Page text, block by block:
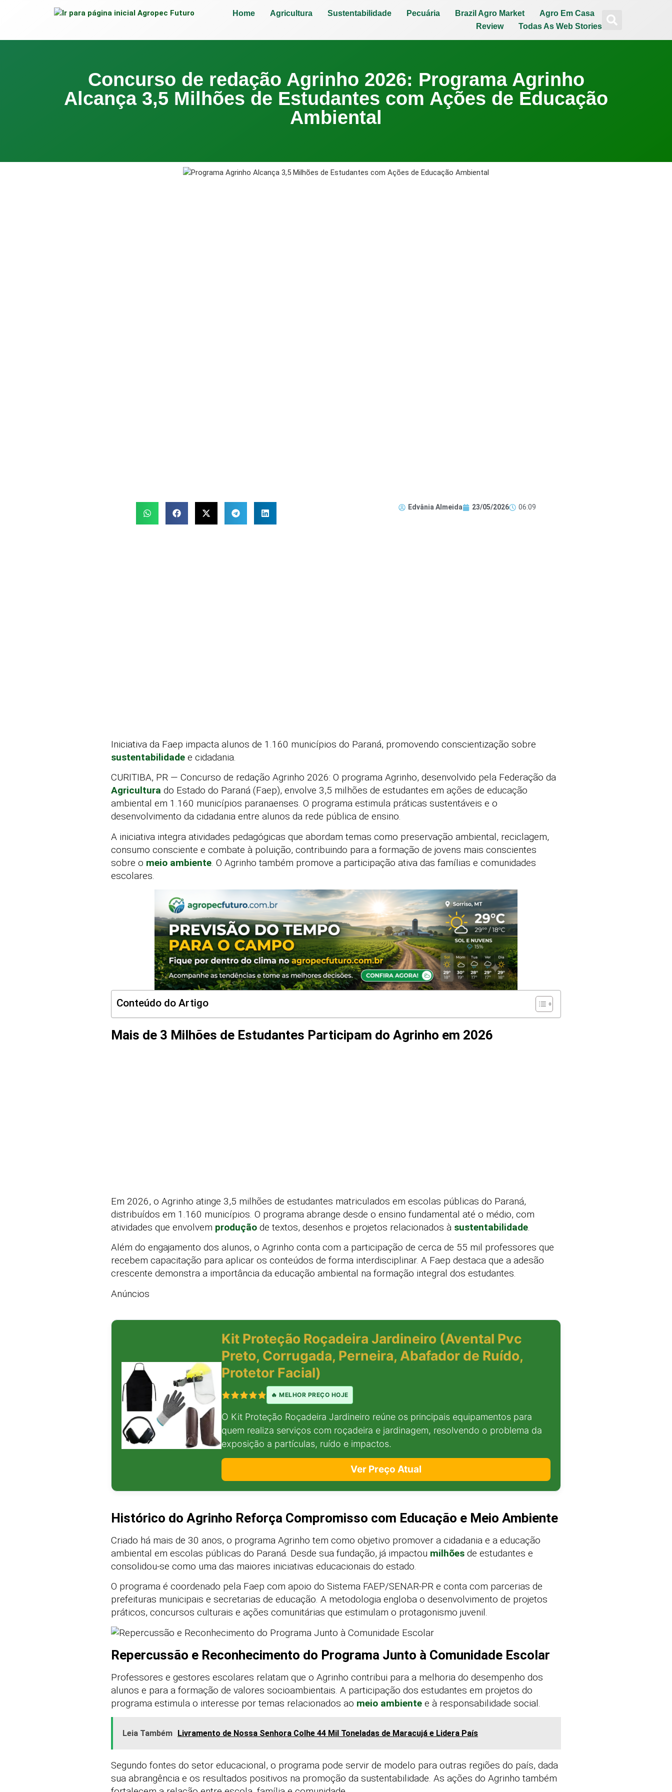
Home Agricultura Sustentabilidade Pecuária Brazil Agro Market
Agro Em Casa
Review
Todas As Web Stories
Concurso de redação Agrinho 2026: Programa Agrinho
Alcança 3,5 Milhões de Estudantes com Ações de Educação
Ambiental
Edvânia Almeida 23/05/2026 06:09
Iniciativa da Faep impacta alunos de 1.160 municípios do Paraná, promovendo conscientização sobre
sustentabilidade e cidadania.
CURITIBA, PR — Concurso de redação Agrinho 2026: O programa Agrinho, desenvolvido pela Federação da
Agricultura do Estado do Paraná (Faep), envolve 3,5 milhões de estudantes em ações de educação
ambiental em 1.160 municípios paranaenses. O programa estimula práticas sustentáveis e o
desenvolvimento da cidadania entre alunos da rede pública de ensino.
A iniciativa integra atividades pedagógicas que abordam temas como preservação ambiental, reciclagem,
consumo consciente e combate à poluição, contribuindo para a formação de jovens mais conscientes
sobre o meio ambiente . O Agrinho também promove a participação ativa das famílias e comunidades
escolares.
Conteúdo do Artigo
Mais de 3 Milhões de Estudantes Participam do Agrinho em 2026
Em 2026, o Agrinho atinge 3,5 milhões de estudantes matriculados em escolas públicas do Paraná,
distribuídos em 1.160 municípios. O programa abrange desde o ensino fundamental até o médio, com
atividades que envolvem produção de textos, desenhos e projetos relacionados à sustentabilidade.
Além do engajamento dos alunos, o Agrinho conta com a participação de cerca de 55 mil professores que
recebem capacitação para aplicar os conteúdos de forma interdisciplinar. A Faep destaca que a adesão
crescente demonstra a importância da educação ambiental na formação integral dos estudantes.
Anúncios
Kit Proteção Roçadeira Jardineiro (Avental Pvc
Preto, Corrugada, Perneira, Abafador de Ruído,
Protetor Facial)
🔥 MELHOR PREÇO HOJE
O Kit Proteção Roçadeira Jardineiro reúne os principais equipamentos para
quem realiza serviços com roçadeira e jardinagem, resolvendo o problema da
exposição a partículas, ruído e impactos.
Ver Preço Atual
Histórico do Agrinho Reforça Compromisso com Educação e Meio Ambiente
Criado há mais de 30 anos, o programa Agrinho tem como objetivo promover a cidadania e a educação
ambiental em escolas públicas do Paraná. Desde sua fundação, já impactou milhões de estudantes e
consolidou-se como uma das maiores iniciativas educacionais do estado.
O programa é coordenado pela Faep com apoio do Sistema FAEP/SENAR-PR e conta com parcerias de
prefeituras municipais e secretarias de educação. A metodologia engloba o desenvolvimento de projetos
práticos, concursos culturais e ações comunitárias que estimulam o protagonismo juvenil.
Repercussão e Reconhecimento do Programa Junto à Comunidade Escolar
Professores e gestores escolares relatam que o Agrinho contribui para a melhoria do desempenho dos
alunos e para a formação de valores socioambientais. A participação dos estudantes em projetos do
programa estimula o interesse por temas relacionados ao meio ambiente e à responsabilidade social.
Leia Também Livramento de Nossa Senhora Colhe 44 Mil Toneladas de Maracujá e Lidera País
Segundo fontes do setor educacional, o programa pode servir de modelo para outras regiões do país, dada
sua abrangência e os resultados positivos na promoção da sustentabilidade. As ações do Agrinho também